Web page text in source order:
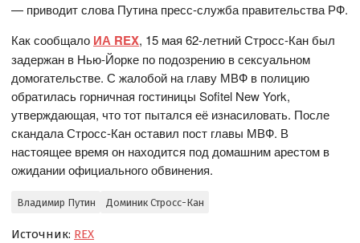
— приводит слова Путина пресс-служба правительства РФ.
Как сообщало ИА REX, 15 мая 62-летний Стросс-Кан был
задержан в Нью-Йорке по подозрению в сексуальном
домогательстве. С жалобой на главу МВФ в полицию
обратилась горничная гостиницы Sofitel New York,
утверждающая, что тот пытался её изнасиловать. После
скандала Стросс-Кан оставил пост главы МВФ. В
настоящее время он находится под домашним арестом в
ожидании официального обвинения.
Владимир Путин Доминик Стросс-Кан
Источник: REX